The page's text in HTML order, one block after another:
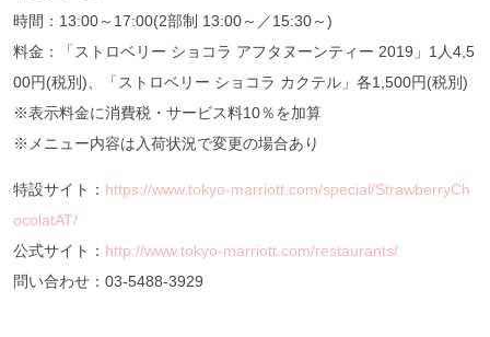
時間：13:00～17:00(2部制 13:00～／15:30～)
料金：「ストロベリー ショコラ アフタヌーンティー 2019」1人4,5
00円(税別)、「ストロベリー ショコラ カクテル」各1,500円(税別)
※表示料金に消費税・サービス料10％を加算
※メニュー内容は入荷状況で変更の場合あり
特設サイト： https://www.tokyo-marriott.com/special/StrawberryCh
ocolatAT/
公式サイト： http://www.tokyo-marriott.com/restaurants/
問い合わせ：03-5488-3929